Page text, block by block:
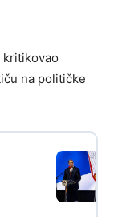
kritikovao
na političke